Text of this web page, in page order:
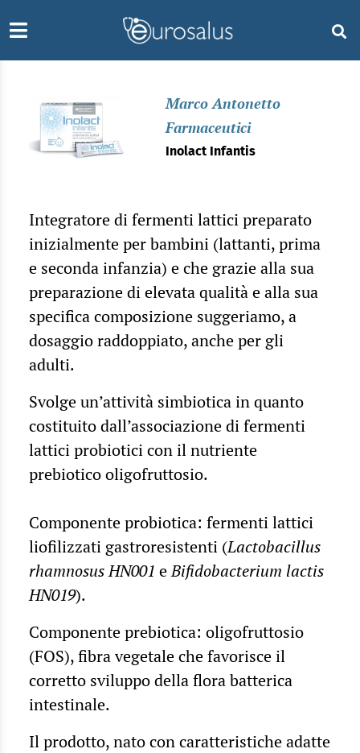
Marco Antonetto
Farmaceutici
Inolact Infantis
Integratore di fermenti lattici preparato
inizialmente per bambini (lattanti, prima
e seconda infanzia) e che grazie alla sua
preparazione di elevata qualità e alla sua
specifica composizione suggeriamo, a
dosaggio raddoppiato, anche per gli
adulti.
Svolge un’attività simbiotica in quanto
costituito dall’associazione di fermenti
lattici probiotici con il nutriente
prebiotico oligofruttosio.
Componente probiotica: fermenti lattici
liofilizzati gastroresistenti (Lactobacillus
rhamnosus HN001 eBifidobacterium lactis
HN019).
Componente prebiotica: oligofruttosio
(FOS), fibra vegetale che favorisce il
corretto sviluppo della flora batterica
intestinale.
Il prodotto, nato con caratteristiche adatte